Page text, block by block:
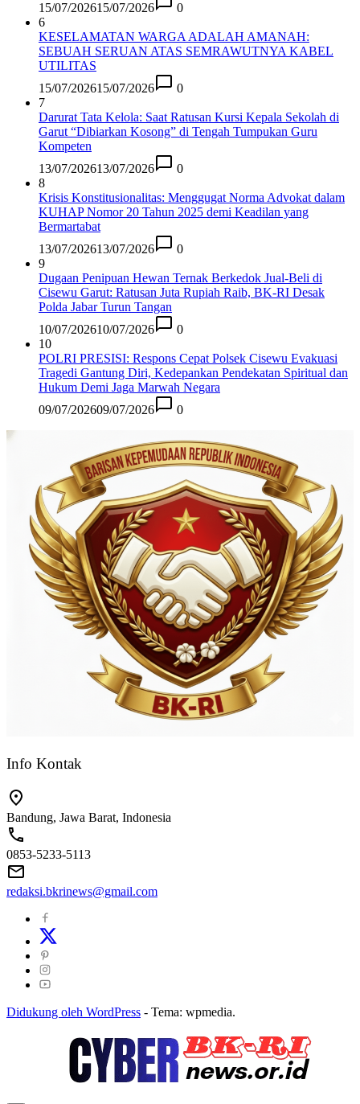
15/07/202615/07/2026
0
6
KESELAMATAN WARGA ADALAH AMANAH:
SEBUAH SERUAN ATAS SEMRAWUTNYA KABEL
UTILITAS
15/07/202615/07/2026
0
7
Darurat Tata Kelola: Saat Ratusan Kursi Kepala Sekolah di
Garut “Dibiarkan Kosong” di Tengah Tumpukan Guru
Kompeten
13/07/202613/07/2026
0
8
Krisis Konstitusionalitas: Menggugat Norma Advokat dalam
KUHAP Nomor 20 Tahun 2025 demi Keadilan yang
Bermartabat
13/07/202613/07/2026
0
9
Dugaan Penipuan Hewan Ternak Berkedok Jual-Beli di
Cisewu Garut: Ratusan Juta Rupiah Raib, BK-RI Desak
Polda Jabar Turun Tangan
10/07/202610/07/2026
0
10
POLRI PRESISI: Respons Cepat Polsek Cisewu Evakuasi
Tragedi Gantung Diri, Kedepankan Pendekatan Spiritual dan
Hukum Demi Jaga Marwah Negara
09/07/202609/07/2026 0
Info Kontak
Bandung, Jawa Barat, Indonesia
0853-5233-5113
redaksi.bkrinews@gmail.com
Didukung oleh WordPress - Tema: wpmedia.